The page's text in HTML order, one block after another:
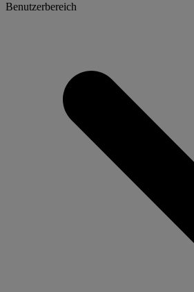
Benutzerbereich